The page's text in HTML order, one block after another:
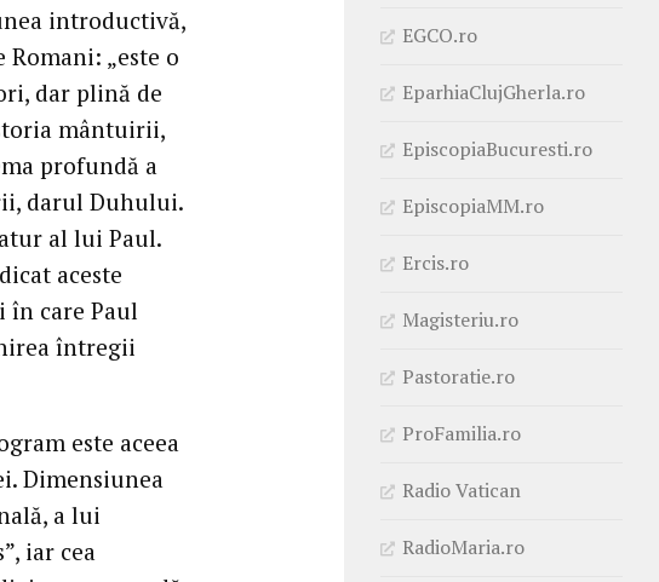
introductivă,
„este o
dar plină de
mântuirii,
profundă a
darul Duhului.
al lui Paul.
aceste
care Paul
întregii
este aceea
Dimensiunea
a lui
iar cea
EGCO.ro
EparhiaClujGherla.ro
EpiscopiaBucuresti.ro
EpiscopiaMM.ro
Ercis.ro
Magisteriu.ro
Pastoratie.ro
ProFamilia.ro
Radio Vatican
RadioMaria.ro